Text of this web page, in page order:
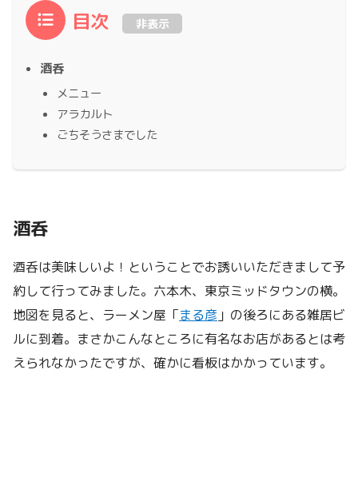
目次 非表示
酒呑
メニュー
アラカルト
ごちそうさまでした
酒呑
酒呑は美味しいよ！ということでお誘いいただきまして予
約して行ってみました。六本木、東京ミッドタウンの横。
地図を見ると、ラーメン屋「まる彦 」の後ろにある雑居ビ
ルに到着。まさかこんなところに有名なお店があるとは考
えられなかったですが、確かに看板はかかっています。